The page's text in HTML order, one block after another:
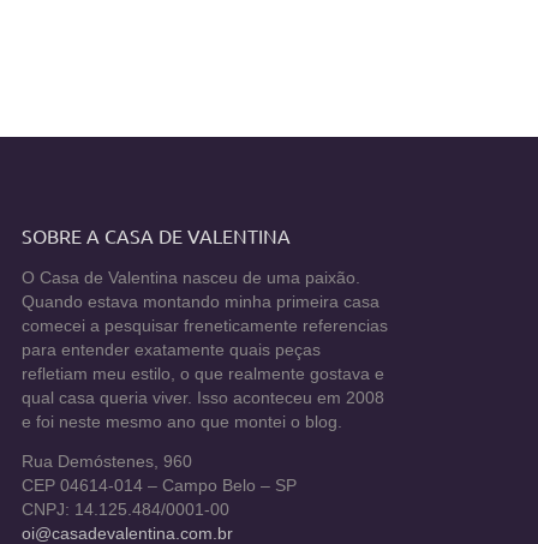
SOBRE A CASA DE VALENTINA
O Casa de Valentina nasceu de uma paixão.
Quando estava montando minha primeira casa
comecei a pesquisar freneticamente referencias
para entender exatamente quais peças
refletiam meu estilo, o que realmente gostava e
qual casa queria viver. Isso aconteceu em 2008
e foi neste mesmo ano que montei o blog.
Rua Demóstenes, 960
CEP 04614-014 – Campo Belo – SP
CNPJ: 14.125.484/0001-00
oi@casadevalentina.com.br